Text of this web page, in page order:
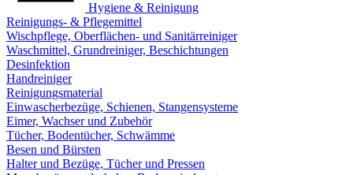
Hygiene & Reinigung
Reinigungs- & Pflegemittel
Wischpflege, Oberflächen- und Sanitärreiniger
Waschmittel, Grundreiniger, Beschichtungen
Desinfektion
Handreiniger
Reinigungsmaterial
Einwascherbezüge, Schienen, Stangensysteme
Eimer, Wachser und Zubehör
Tücher, Bodentücher, Schwämme
Besen und Bürsten
Halter und Bezüge, Tücher und Pressen